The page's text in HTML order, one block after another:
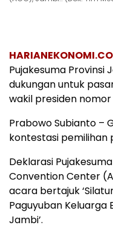
Pujakesuma Provinsi
dukungan untuk
wakil presiden nomor
Prabowo Subianto –
kontestasi pemilihan
Deklarasi
Convention Center
acara bertajuk
Paguyuban Keluarga
Jambi’.